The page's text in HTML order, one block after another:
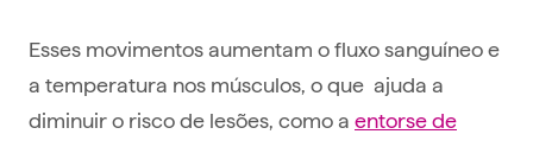
Esses movimentos aumentam o fluxo sanguíneo e
a temperatura nos músculos, o que ajuda a
diminuir o risco de lesões, como a entorse de